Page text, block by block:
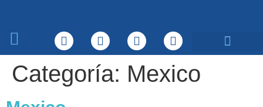
Categoría: Mexico